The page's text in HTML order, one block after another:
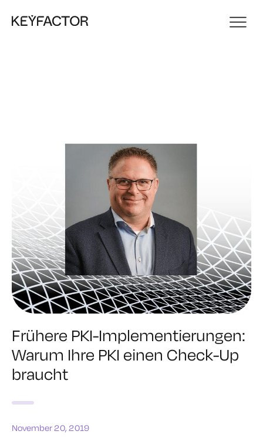
Frühere PKI-Implementierungen:
Warum Ihre PKI einen Check-Up
braucht
November 20, 2019